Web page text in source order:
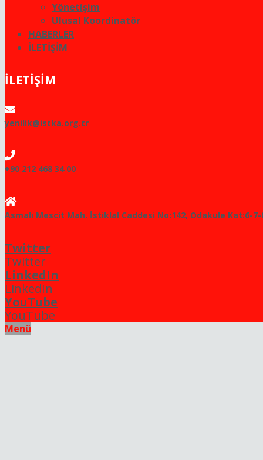
Yönetişim
Ulusal Koordinatör
HABERLER
İLETİŞİM
İLETİŞİM
yenilik@istka.org.tr
+90 212 468 34 00
Asmalı Mescit Mah. İstiklal Caddesi No:142, Odakule Kat:6-
Twitter
Twitter
LinkedIn
LinkedIn
YouTube
YouTube
Menü